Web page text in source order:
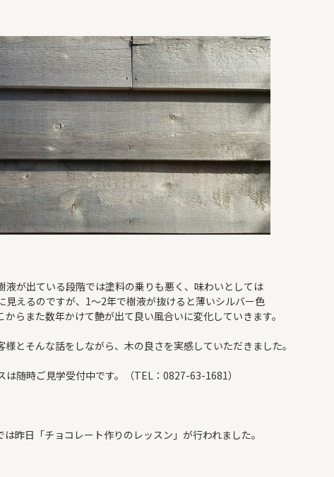
液が出ている段階では塗料の乗りも悪く、味わいとしては
見えるのですが、1～2年で樹液が抜けると薄いシルバー色
からまた数年かけて艶が出て良い風合いに変化していきます。
様とそんな話をしながら、木の良さを実感していただきました。
は随時ご見学受付中です。（TEL：0827-63-1681）
は昨日「チョコレート作りのレッスン」が行われました。